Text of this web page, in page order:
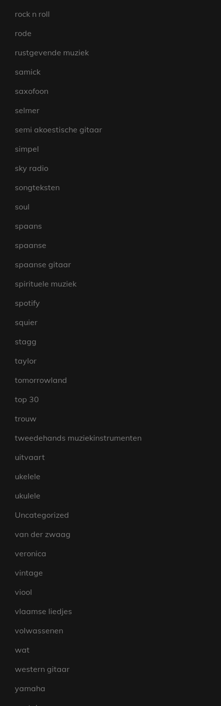
rock n roll
rode
rustgevende muziek
samick
saxofoon
selmer
semi akoestische gitaar
simpel
sky radio
songteksten
soul
spaans
spaanse
spaanse gitaar
spirituele muziek
spotify
squier
stagg
taylor
tomorrowland
top 30
trouw
tweedehands muziekinstrumenten
uitvaart
ukelele
ukulele
Uncategorized
van der zwaag
veronica
vintage
viool
vlaamse liedjes
volwassenen
wat
western gitaar
yamaha